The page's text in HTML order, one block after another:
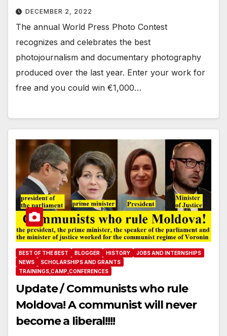
DECEMBER 2, 2022
The annual World Press Photo Contest
recognizes and celebrates the best
photojournalism and documentary photography
produced over the last year. Enter your work for
free and you could win €1,000…
BEST OF THE BEST BLOGGER HISTORY
JOBS AND INTERNSHIPS
NEWS
SCHOLARSHIPS AND GRANTS
TRAININGS,CAMP,CONFERENCES
Update / Communists who rule
Moldova! A communist will never
become a liberal!!!!